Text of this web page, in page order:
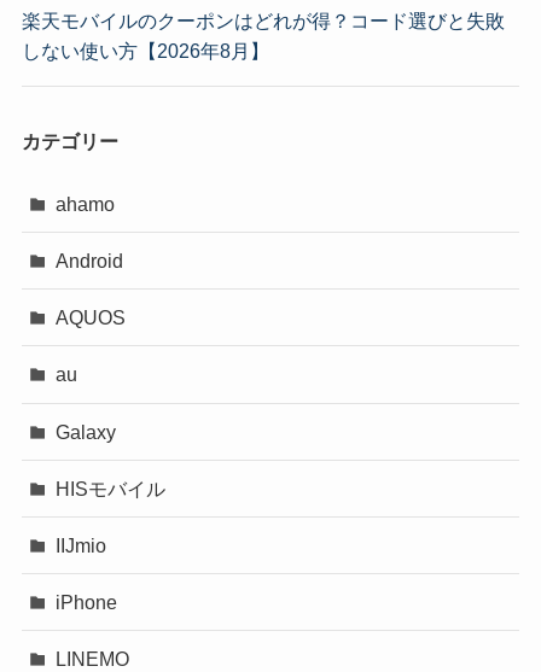
楽天モバイルのクーポンはどれが得？コード選びと失敗
しない使い方【2026年8月】
カテゴリー
ahamo
Android
AQUOS
au
Galaxy
HISモバイル
IIJmio
iPhone
LINEMO